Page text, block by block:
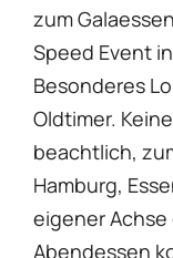
zum
Speed Event
Besonderes
Oldtimer.
beachtlich,
Hamburg,
eigener
Abendessen